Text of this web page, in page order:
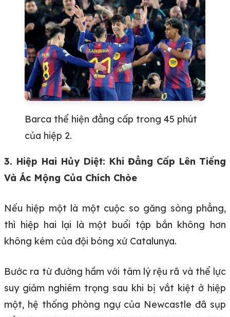
Barca thể hiện đẳng cấp trong 45 phút
của hiệp 2.
3. Hiệp Hai Hủy Diệt: Khi Đẳng Cấp Lên Tiếng
Và Ác Mộng Của Chích Chòe
Nếu hiệp một là một cuộc so găng sòng phẳng,
thì hiệp hai lại là một buổi tập bắn không hơn
không kém của đội bóng xứ Catalunya.
Bước ra từ đường hầm với tâm lý rệu rã và thể lực
suy giảm nghiêm trọng sau khi bị vắt kiệt ở hiệp
một, hệ thống phòng ngự của Newcastle đã sụp